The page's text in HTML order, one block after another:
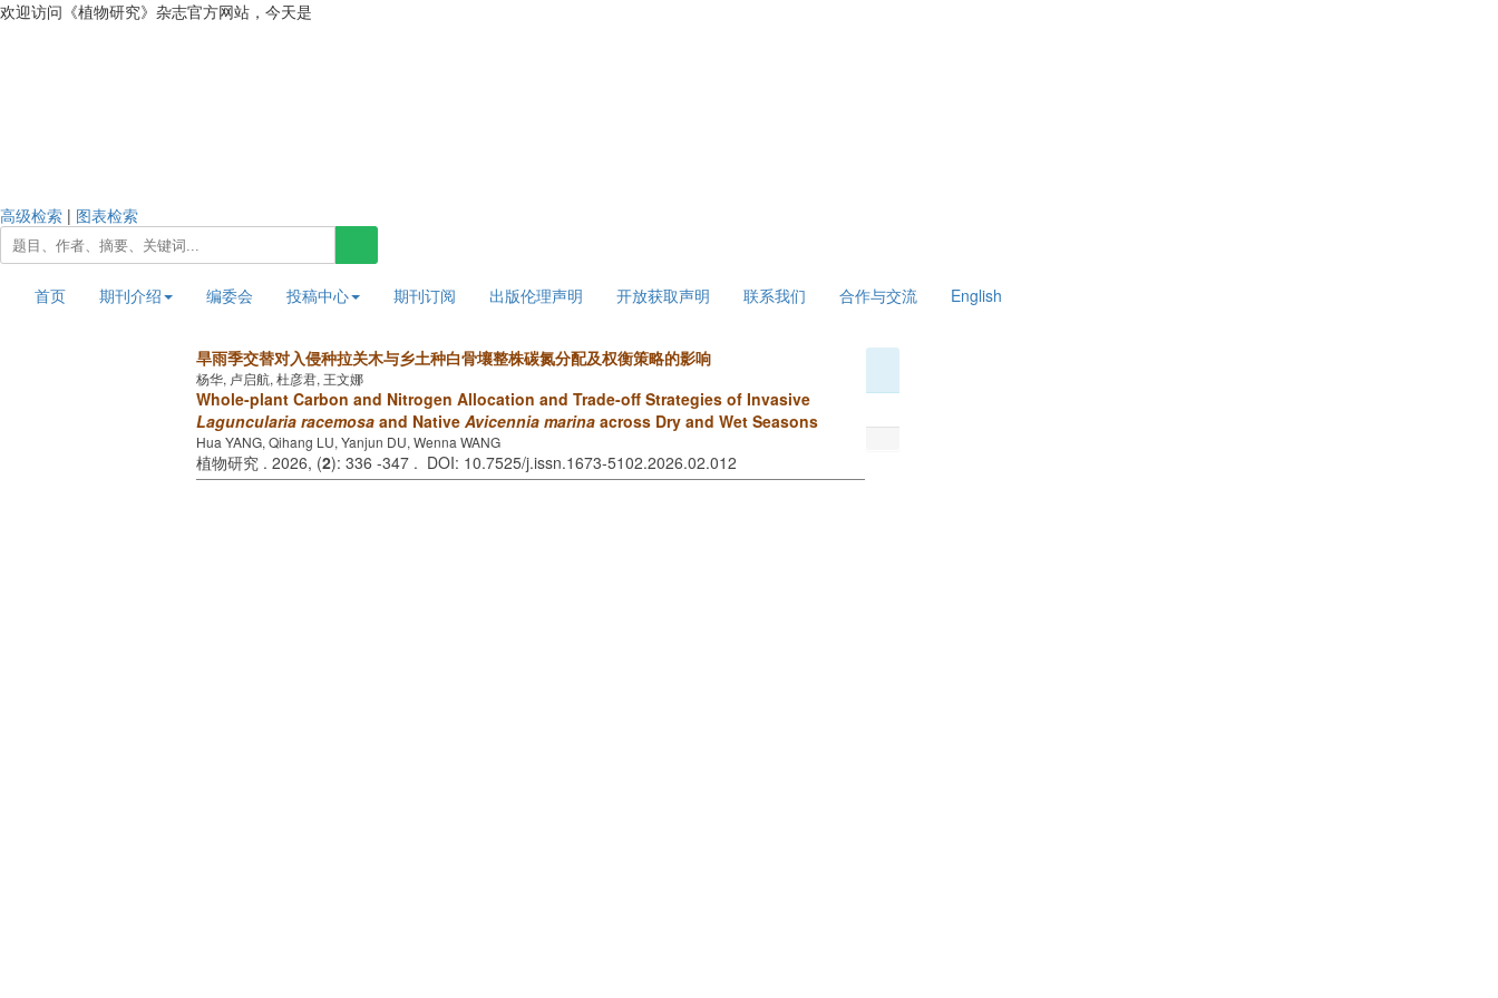
欢迎访问《植物研究》杂志官方网站，今天是
高级检索 | 图表检索
首页 期刊介绍 编委会 投稿中心 期刊订阅 出版伦理声明 开放获取声明 联系我们 合作与交流 English
旱雨季交替对入侵种拉关木与乡土种白骨壤整株碳氮分配及权衡策略的影响
杨华, 卢启航, 杜彦君, 王文娜
Whole-plant Carbon and Nitrogen Allocation and Trade-off Strategies of Invasive
Laguncularia racemosa and Native Avicennia marina across Dry and Wet Seasons
Hua YANG, Qihang LU, Yanjun DU, Wenna WANG
植物研究 . 2026, (2): 336 -347 . DOI: 10.7525/j.issn.1673-5102.2026.02.012